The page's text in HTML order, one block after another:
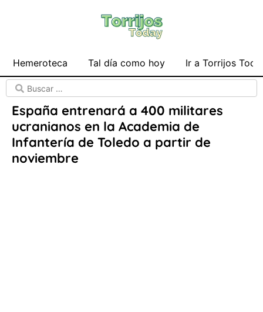
Hemeroteca Tal día como hoy Ir a Torrijos
España entrenará a 400 militares
ucranianos en la Academia de
Infantería de Toledo a partir de
noviembre